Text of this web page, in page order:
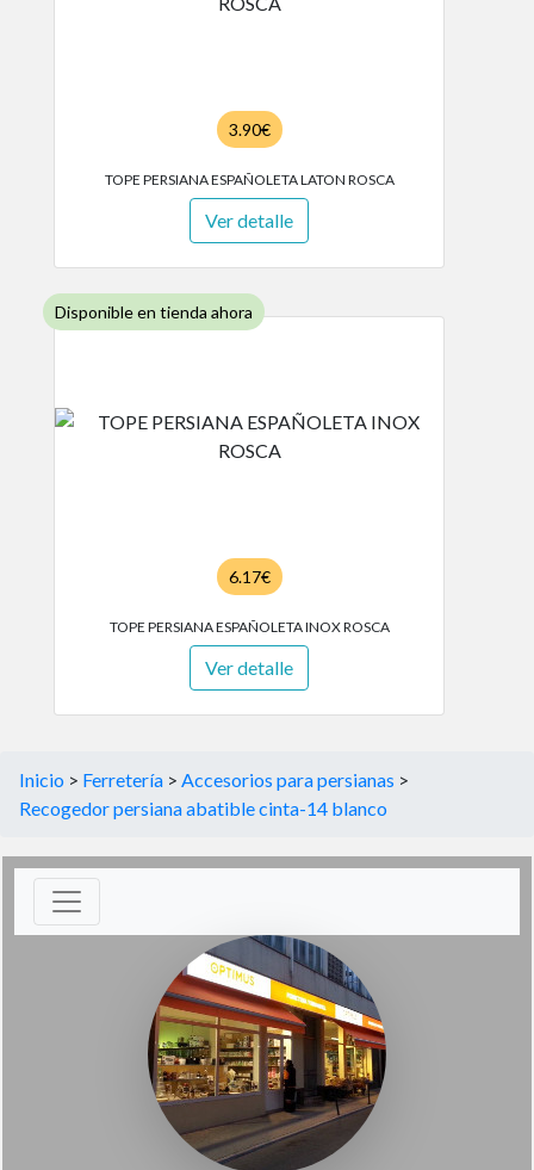
3.90€
TOPE PERSIANA ESPAÑOLETA LATON ROSCA
Ver detalle
Disponible en tienda ahora
6.17€
TOPE PERSIANA ESPAÑOLETA INOX ROSCA
Ver detalle
Inicio > Ferretería > Accesorios para persianas >
Recogedor persiana abatible cinta-14 blanco